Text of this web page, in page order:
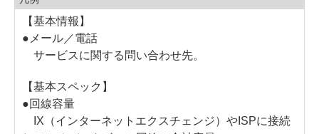
【基本情報】
●メール／電話
サービスに関する問い合わせ先。
【基本スペック】
●回線容量
IX（インターネットエクスチェンジ）やISPに接続